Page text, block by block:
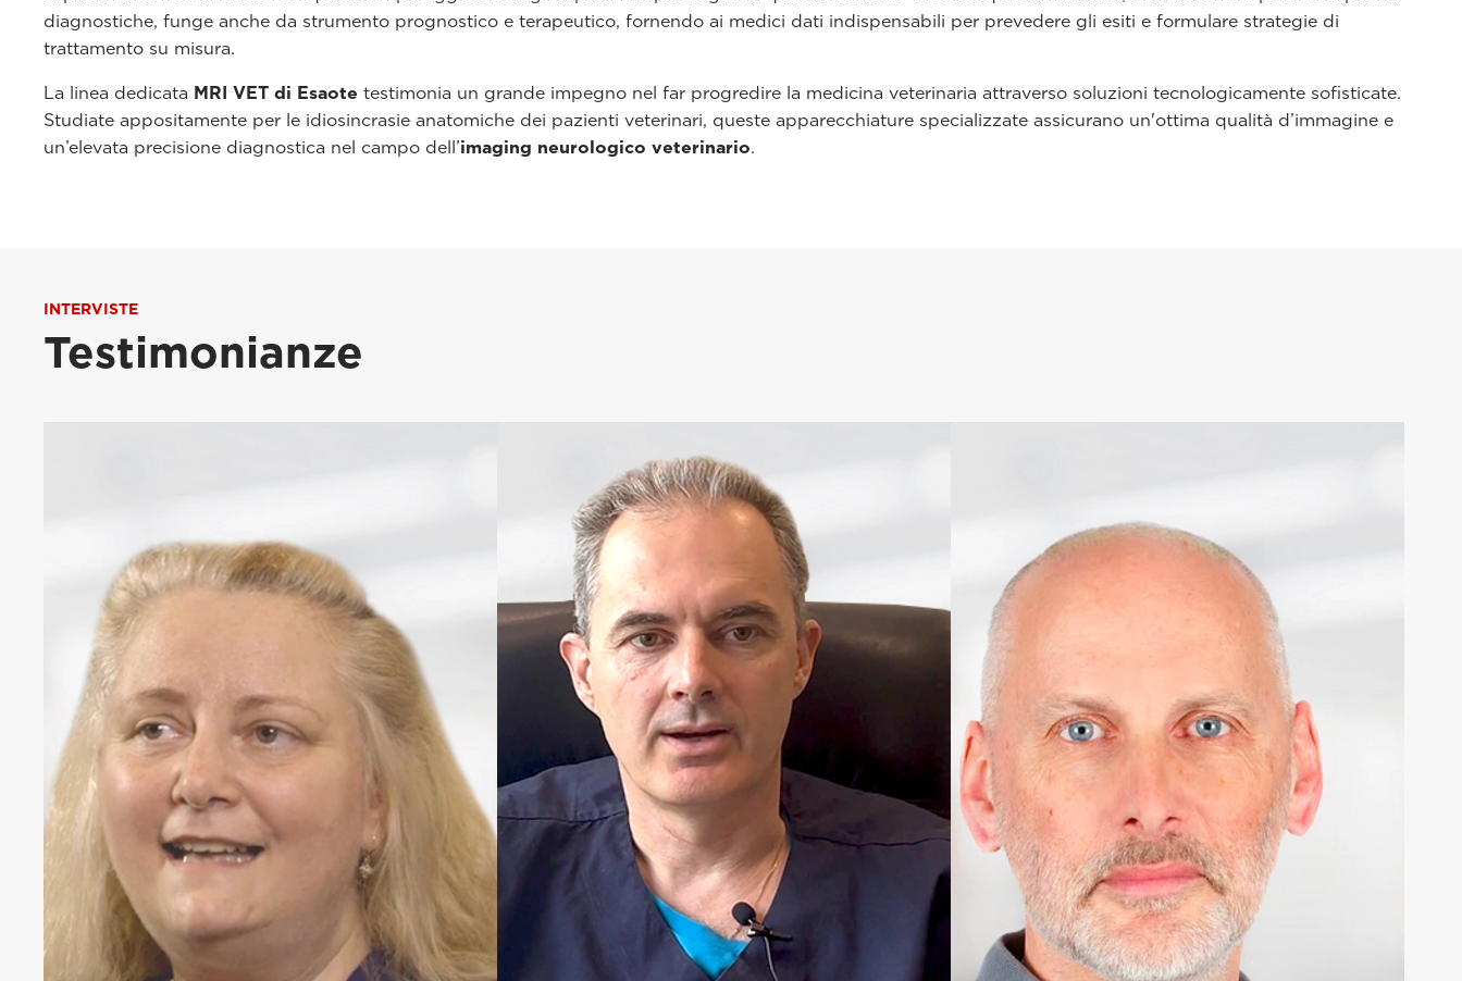
diagnostiche, funge anche da strumento prognostico e terapeutico, fornendo ai medici dati indispensabili per prevedere gli esiti e formulare strategie di
trattamento su misura.
La linea dedicata MRI VET di Esaote testimonia un grande impegno nel far progredire la medicina veterinaria attraverso soluzioni tecnologicamente sofisticate.
Studiate appositamente per le idiosincrasie anatomiche dei pazienti veterinari, queste apparecchiature specializzate assicurano un'ottima qualità d’immagine e
un’elevata precisione diagnostica nel campo dell’imaging neurologico veterinario.
INTERVISTE
Testimonianze